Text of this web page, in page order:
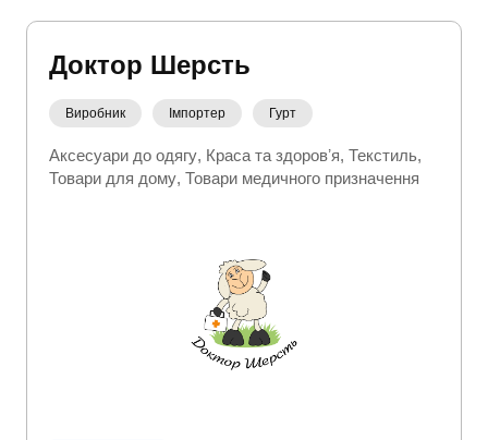
Доктор Шерсть
Виробник Імпортер Гурт
Аксесуари до одягу Краса та здоровʼя Текстиль
Товари для дому Товари медичного призначення